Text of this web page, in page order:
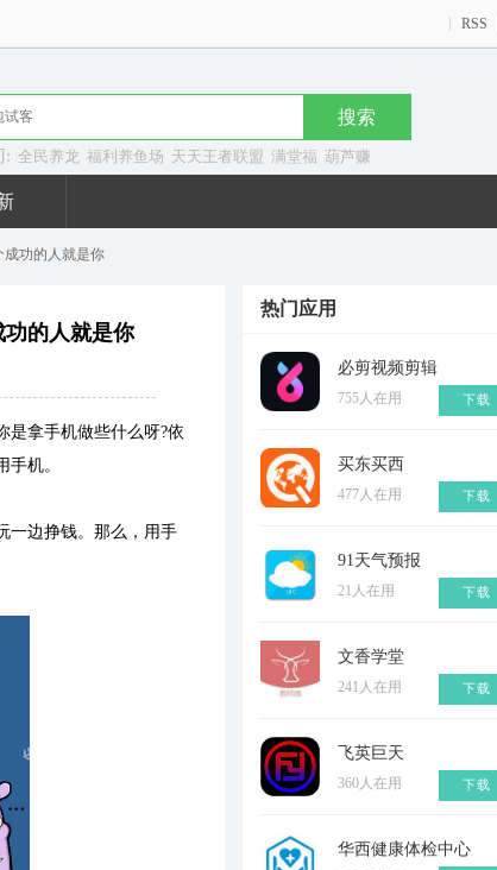
RSS
: 全民养龙 福利养鱼场 天天王者联盟 满堂福 葫芦赚
成功的人就是你
的人就是你
是拿手机做些什么呀?依
机。
一边挣钱。那么，用手
热门应用
必剪视频剪辑
下载
755人在用
买东买西
下载
477人在用
91天气预报
下载
21人在用
文香学堂
下载
241人在用
飞英巨天
下载
360人在用
华西健康体检中心